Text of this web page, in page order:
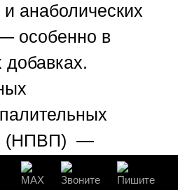
анаболических
особенно в
добавках.
(НПВП) —
который